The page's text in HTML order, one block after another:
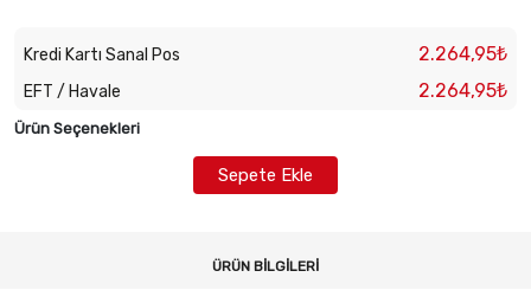
Kredi Kartı Sanal Pos 2.264,95₺
EFT / Havale 2.264,95₺
Ürün Seçenekleri
Sepete Ekle
ÜRÜN BILGILERI